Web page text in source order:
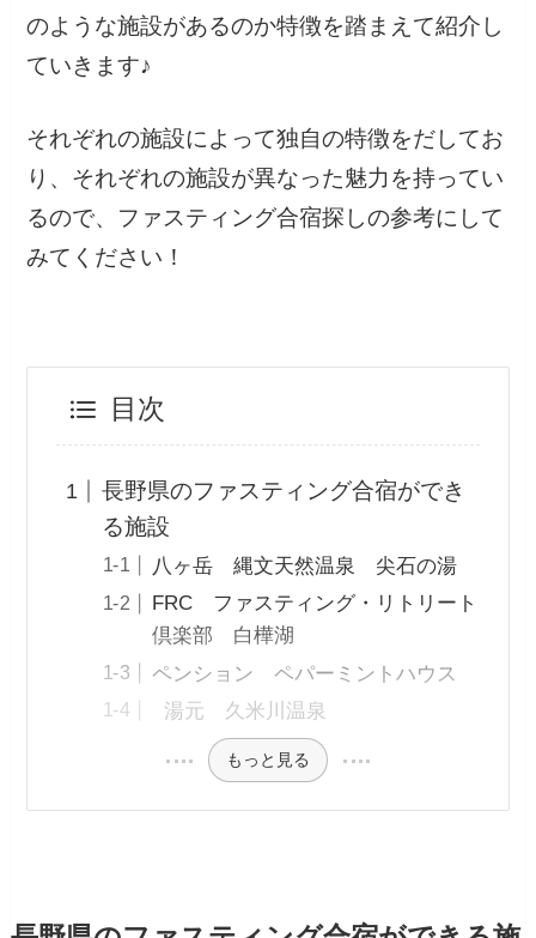
のような施設があるのか特徴を踏まえて紹介し
ていきます♪
それぞれの施設によって独自の特徴をだしてお
り、それぞれの施設が異なった魅力を持ってい
るので、ファスティング合宿探しの参考にして
みてください！
目次
長野県のファスティング合宿ができ
る施設
八ヶ岳 縄文天然温泉 尖石の湯
FRC ファスティング・リトリート
倶楽部 白樺湖
ペンション ペパーミントハウス
湯元 久米川温泉
もっと見る